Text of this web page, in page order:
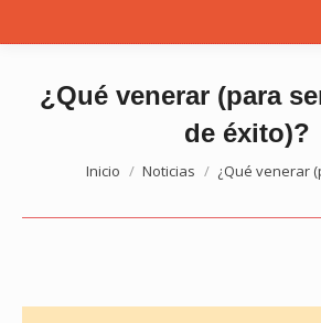
¿Qué venerar (para
de éxito)?
Estás aquí:
Inicio Noticias ¿Qué venerar